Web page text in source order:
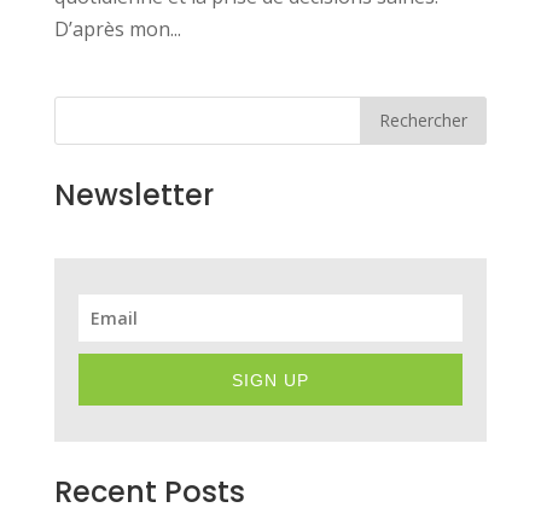
D’après mon...
Rechercher
Newsletter
SIGN UP
Recent Posts